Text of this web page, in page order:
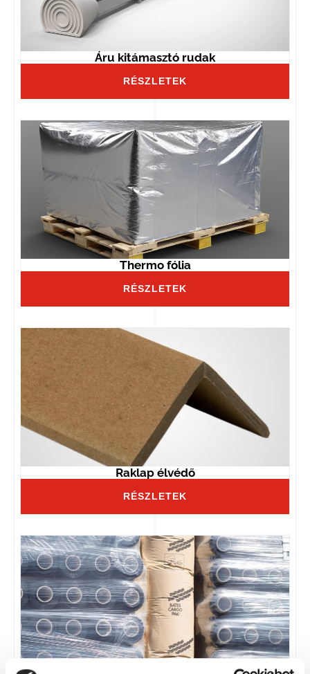
Áru kitámasztó rudak
RÉSZLETEK
Thermo fólia
RÉSZLETEK
Raklap élvédő
RÉSZLETEK